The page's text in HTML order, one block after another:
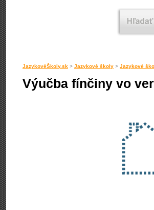
JazykovéŠkoly.sk > Jazykové školy > Jazykové
Výučba fínčiny vo